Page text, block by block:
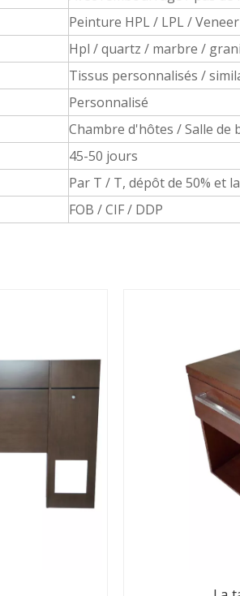
Peinture HPL / LPL / Veneer
Hpl / quartz / marbre /
Tissus personnalisés /
Personnalisé
Chambre d'hôtes / Salle de
45-50 jours
Par T / T, dépôt de 50% et
FOB / CIF / DDP